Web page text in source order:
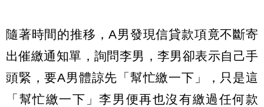
隨著時間的推移，A男發現信貸款項竟不斷寄
出催繳通知單，詢問李男，李男卻表示自己手
頭緊，要A男體諒先「幫忙繳一下」，只是這
「幫忙繳一下」李男便再也沒有繳過任何款